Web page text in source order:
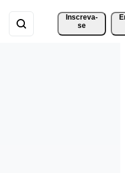
Inscreva-
se